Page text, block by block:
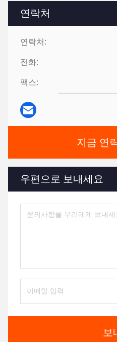
연락처
연락처:
전화:
팩스:
지금 연
우편으로 보내세요
보